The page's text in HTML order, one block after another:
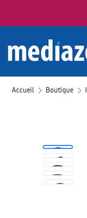
Accueil Boutique